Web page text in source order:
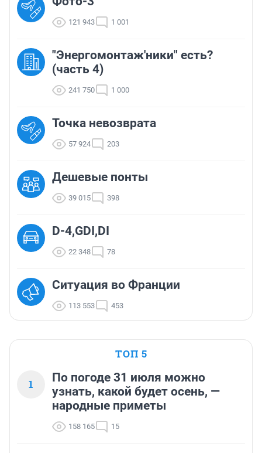
121 943 1 001
"Энергомонтаж'ники" есть?
(часть 4)
241 750 1 000
Точка невозврата
57 924 203
Дешевые понты
39 015 398
D-4,GDI,DI
22 348 78
Ситуация во Франции
113 553 453
ТОП 5
1
По погоде 31 июля можно
узнать, какой будет осень, —
народные приметы
158 165 15